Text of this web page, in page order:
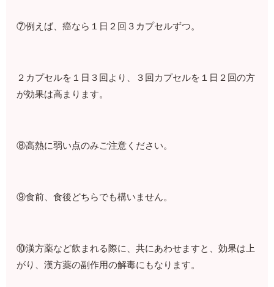
⑦例えば、癌なら１日２回３カプセルずつ。
２カプセルを１日３回より、３回カプセルを１日２回の方
が効果は高まります。
⑧高熱に弱い点のみご注意ください。
⑨食前、食後どちらでも構いません。
⑩漢方薬など飲まれる際に、共にあわせますと、効果は上
がり、漢方薬の副作用の解毒にもなります。